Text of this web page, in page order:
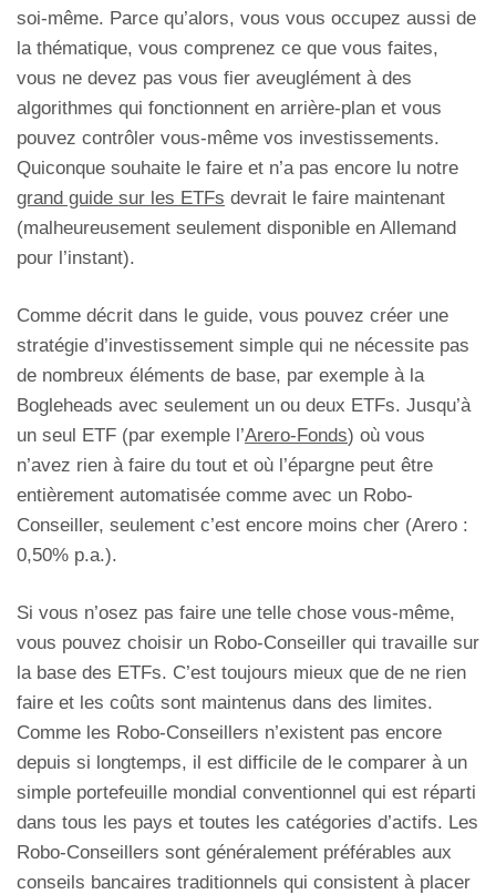
soi-même. Parce qu’alors, vous vous occupez aussi de
la thématique, vous comprenez ce que vous faites,
vous ne devez pas vous fier aveuglément à des
algorithmes qui fonctionnent en arrière-plan et vous
pouvez contrôler vous-même vos investissements.
Quiconque souhaite le faire et n’a pas encore lu notre
grand guide sur les ETFs devrait le faire maintenant
(malheureusement seulement disponible en Allemand
pour l’instant).
Comme décrit dans le guide, vous pouvez créer une
stratégie d’investissement simple qui ne nécessite pas
de nombreux éléments de base, par exemple à la
Bogleheads avec seulement un ou deux ETFs. Jusqu’à
un seul ETF (par exemple l’Arero-Fonds) où vous
n’avez rien à faire du tout et où l’épargne peut être
entièrement automatisée comme avec un Robo-
Conseiller, seulement c’est encore moins cher (Arero :
0,50% p.a.).
Si vous n’osez pas faire une telle chose vous-même,
vous pouvez choisir un Robo-Conseiller qui travaille sur
la base des ETFs. C’est toujours mieux que de ne rien
faire et les coûts sont maintenus dans des limites.
Comme les Robo-Conseillers n’existent pas encore
depuis si longtemps, il est difficile de le comparer à un
simple portefeuille mondial conventionnel qui est réparti
dans tous les pays et toutes les catégories d’actifs. Les
Robo-Conseillers sont généralement préférables aux
conseils bancaires traditionnels qui consistent à placer